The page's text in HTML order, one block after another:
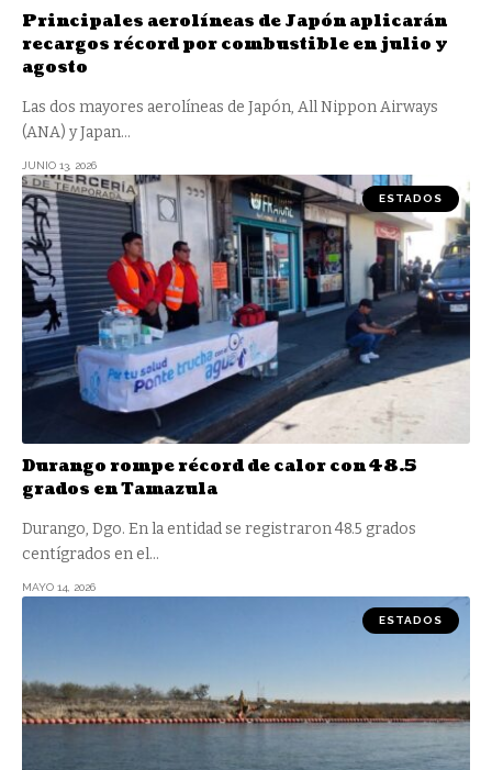
Principales aerolíneas de Japón aplicarán
recargos récord por combustible en julio y
agosto
Las dos mayores aerolíneas de Japón, All Nippon Airways
(ANA) y Japan…
JUNIO 13, 2026
ESTADOS
Durango rompe récord de calor con 48.5
grados en Tamazula
Durango, Dgo. En la entidad se registraron 48.5 grados
centígrados en el…
MAYO 14, 2026
ESTADOS